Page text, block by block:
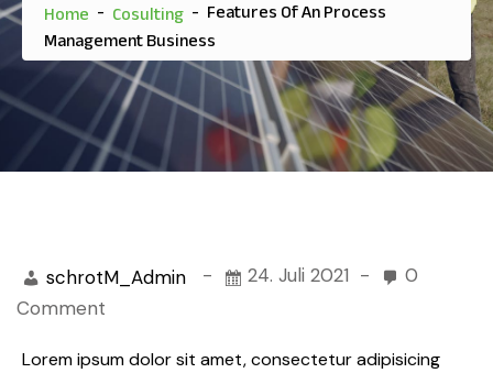
Home - Cosulting - Features Of An Process
Management Business
schrotM_Admin - 24. Juli 2021 -
0
Comment
Lorem ipsum dolor sit amet, consectetur adipisicing